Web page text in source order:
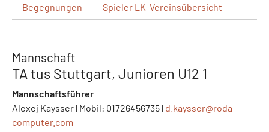
Begegnungen Spieler LK-Vereinsübersicht
Mannschaft
TA tus Stuttgart, Junioren U12 1
Mannschaftsführer
Alexej Kaysser | Mobil: 01726456735 | d.kaysser@roda-
computer.com